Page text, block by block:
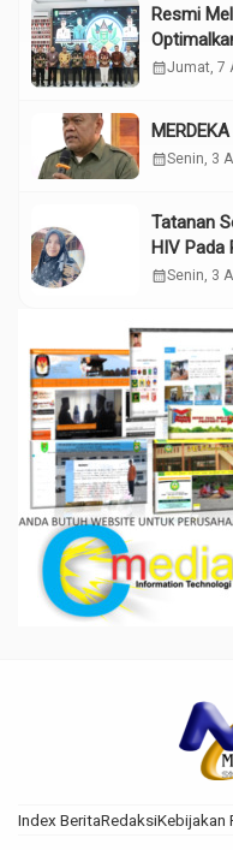
Resmi
calendar_monthJumat, 7
calendar_monthSenin, 3
Tatanan
HIV Pada
calendar_monthSenin, 3
Index BeritaRedaksiKebijakan